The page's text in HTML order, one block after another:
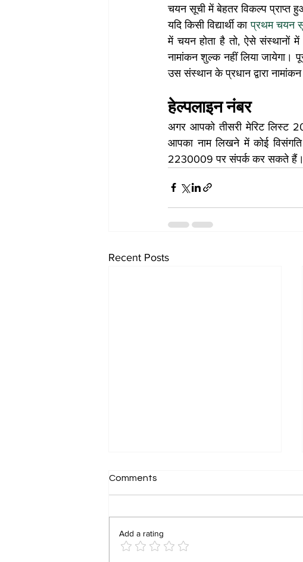
चयन सूची में बेहतर विकल्प प्राप्त
यदि किसी विद्यार्थी का प्रथम चयन
में चयन होता है तो, ऐसे संस्थानों में
नामांकन शुल्क नहीं लिया जायेगा।
उस संस्थान के प्रधान द्वारा
हेल्पलाइन नंबर
अगर आपको तीसरी मेरिट लिस्ट
आपका नाम लिखने में कोई विसंगति
2230009 पर संपर्क कर सकते हैं।
Recent Posts
Comments
Add a rating